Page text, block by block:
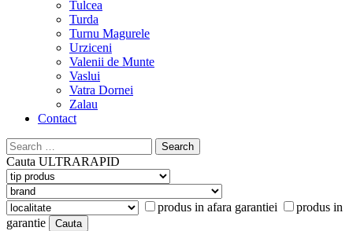
Tulcea
Turda
Turnu Magurele
Urziceni
Valenii de Munte
Vaslui
Vatra Dornei
Zalau
Contact
Search
for:
Cauta ULTRARAPID
produs in afara garantiei
produs in
garantie